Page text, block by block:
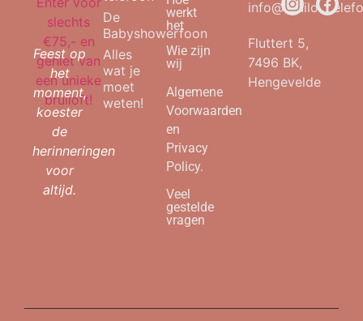
Feest op
het
moment,
koester
de
herinneringen
voor
altijd.
De
Babyshowerfoon
Alles
wat je
moet
weten!
werkt
het
Wie zijn
wij
Algemene
Voorwaarden
en
Privacy
Policy.
Veel
gestelde
vragen
Fluttert 5,
7496 BK,
Hengevelde